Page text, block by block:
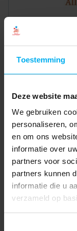
Toestemming
Deze website
We gebruiken
personaliseren,
en om ons
informatie over
partners voor
partners kunnen
informatie die u
verzameld op